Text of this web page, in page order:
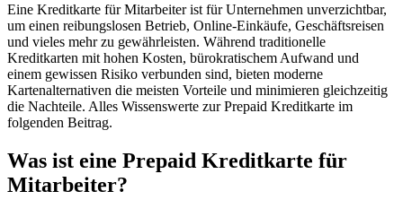
Eine Kreditkarte für Mitarbeiter ist für Unternehmen unverzichtbar,
um einen reibungslosen Betrieb, Online-Einkäufe, Geschäftsreisen
und vieles mehr zu gewährleisten. Während traditionelle
Kreditkarten mit hohen Kosten, bürokratischem Aufwand und
einem gewissen Risiko verbunden sind, bieten moderne
Kartenalternativen die meisten Vorteile und minimieren gleichzeitig
die Nachteile. Alles Wissenswerte zur Prepaid Kreditkarte im
folgenden Beitrag.
Was ist eine Prepaid Kreditkarte für
Mitarbeiter?